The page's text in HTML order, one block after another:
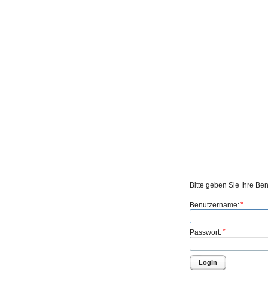
Bitte geben Sie Ihre
Benutzername:*
Passwort:*
Login